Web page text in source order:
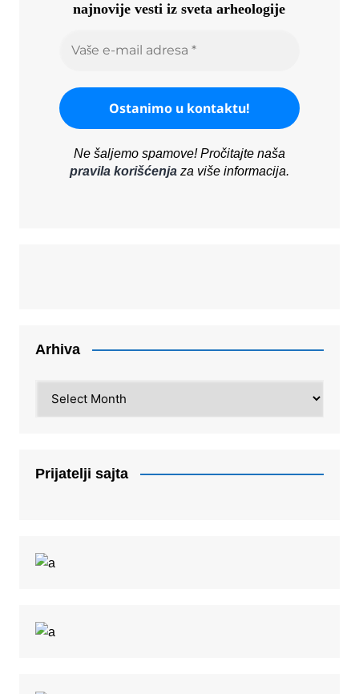
najnovije vesti iz sveta arheologije
Ne šaljemo spamove! Pročitajte naša
pravila korišćenjaza više informacija.
Arhiva
Prijatelji sajta